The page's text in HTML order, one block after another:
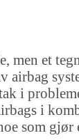
men et
airbag
i
i
som gjør